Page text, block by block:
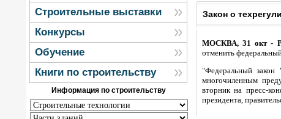
Строительные выставки
Конкурсы
Обучение
Книги по строительству
Информация по строительству
Закон о
МОСКВА, 31 окт -
отменить
"Федеральный
многочиленным
вторник на пресс-
президента,